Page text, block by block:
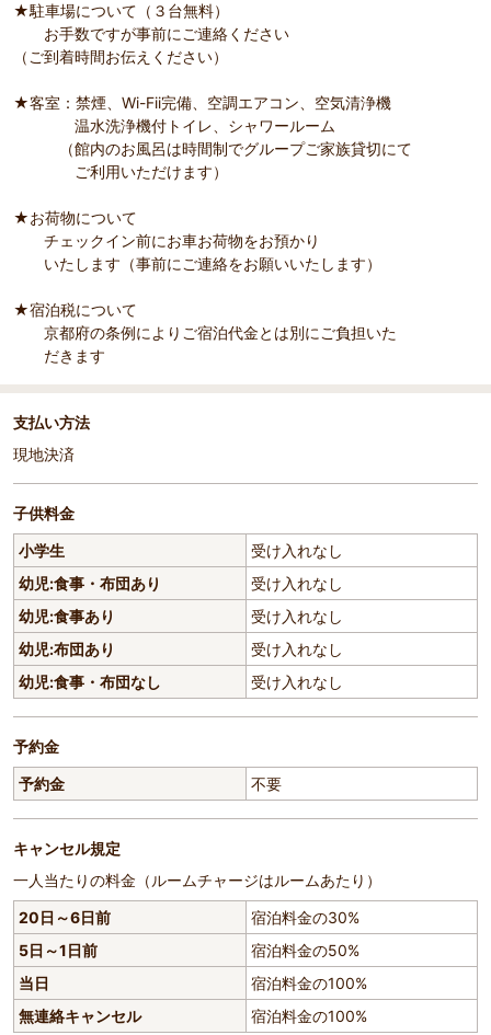
★駐車場について（３台無料）
お手数ですが事前にご連絡ください
（ご到着時間お伝えください）
★客室：禁煙、Wi-Fii完備、空調エアコン、空気清浄機
温水洗浄機付トイレ、シャワールーム
（館内のお風呂は時間制でグループご家族貸切にて
ご利用いただけます）
★お荷物について
チェックイン前にお車お荷物をお預かり
いたします（事前にご連絡をお願いいたします）
★宿泊税について
京都府の条例によりご宿泊代金とは別にご負担いた
だきます
支払い方法
現地決済
子供料金
小学生
受け入れなし
幼児:食事・布団あり
受け入れなし
幼児:食事あり
受け入れなし
幼児:布団あり
受け入れなし
幼児:食事・布団なし
受け入れなし
予約金
予約金
不要
キャンセル規定
一人当たりの料金（ルームチャージはルームあたり）
20日～6日前
宿泊料金の30%
5日～1日前
宿泊料金の50%
当日
宿泊料金の100%
無連絡キャンセル
宿泊料金の100%